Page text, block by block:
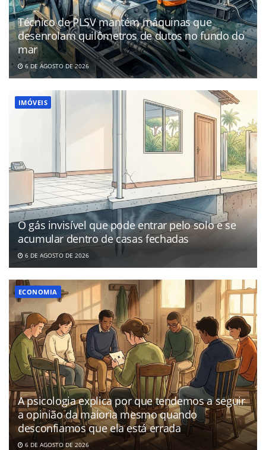
Técnico de PLSV mantém máquinas que
desenrolam quilômetros de dutos no fundo do
mar
6 DE AGOSTO DE 2026
IMÓVEIS
O gás invisível que pode entrar pelo solo e se
acumular dentro de casas fechadas
6 DE AGOSTO DE 2026
ECONOMIA
A psicologia explica por que tendemos a seguir
a opinião da maioria mesmo quando
desconfiamos que ela está errada
6 DE AGOSTO DE 2026